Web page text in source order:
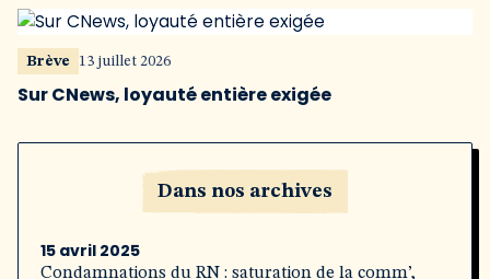
Brève 13 juillet 2026
Sur CNews, loyauté entière exigée
Dans nos archives
15 avril 2025
Condamnations du RN : saturation de la comm’,